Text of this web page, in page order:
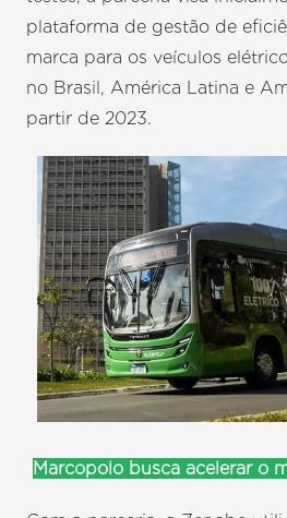
plataforma de gestão de
marca para os veículos
no Brasil, América Latina e
partir de 2023.
Marcopolo busca acelerar o